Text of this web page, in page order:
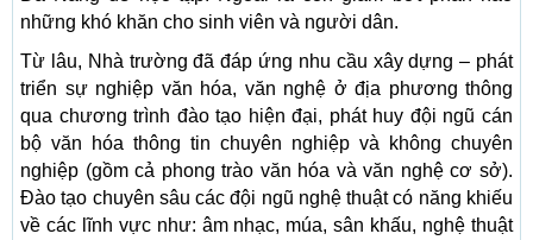
những khó khăn cho sinh viên và người dân.
Từ lâu, Nhà trường đã đáp ứng nhu cầu xây dựng – phát
triển sự nghiệp văn hóa, văn nghệ ở địa phương thông
qua chương trình đào tạo hiện đại, phát huy đội ngũ cán
bộ văn hóa thông tin chuyên nghiệp và không chuyên
nghiệp (gồm cả phong trào văn hóa và văn nghệ cơ sở).
Đào tạo chuyên sâu các đội ngũ nghệ thuật có năng khiếu
về các lĩnh vực như: âm nhạc, múa, sân khấu, nghệ thuật